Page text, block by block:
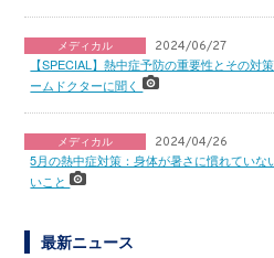
メディカル 2024/06/27
【SPECIAL】熱中症予防の重要性とその対
ームドクターに聞く
メディカル 2024/04/26
5月の熱中症対策：身体が暑さに慣れていな
いこと
最新ニュース